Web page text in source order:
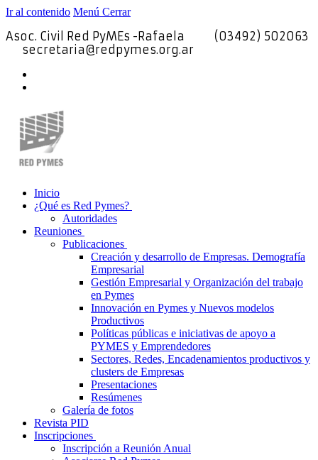
Ir al contenido Menú Cerrar
Asoc. Civil Red PyMEs -Rafaela
(03492) 502063
secretaria@redpymes.org.ar
Inicio
¿Qué es Red Pymes?
Autoridades
Reuniones
Publicaciones
Creación y desarrollo de Empresas. Demografía
Empresarial
Gestión Empresarial y Organización del trabajo
en Pymes
Innovación en Pymes y Nuevos modelos
Productivos
Políticas públicas e iniciativas de apoyo a
PYMES y Emprendedores
Sectores, Redes, Encadenamientos productivos y
clusters de Empresas
Presentaciones
Resúmenes
Galería de fotos
Revista PID
Inscripciones
Inscripción a Reunión Anual